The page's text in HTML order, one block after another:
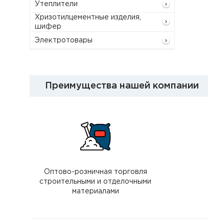
Утеплители
Хризотилцементные изделия,
шифер
Электротовары
Преимущества нашей компании
Оптово-розничная торговля
строительными и отделочными
материалами